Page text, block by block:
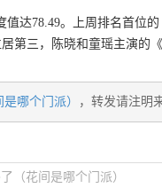
达78.49。上周排名首位
第三，陈晓和童瑶主演的
哪个门派） ，转发请注明
（花间是哪个门派）